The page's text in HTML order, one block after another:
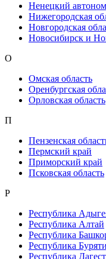
Ненецкий
Нижегородская
Новгородская
Новосибирск и
О
Омская область
Оренбургская
Орловская область
П
Пензенская
Пермский край
Приморский край
Псковская область
Р
Республика
Республика Алтай
Республика
Республика
Республика